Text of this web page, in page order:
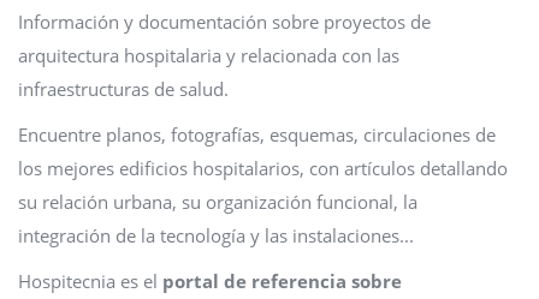
Información y documentación sobre proyectos de
arquitectura hospitalaria y relacionada con las
infraestructuras de salud.
Encuentre planos, fotografías, esquemas, circulaciones de
los mejores edificios hospitalarios, con artículos detallando
su relación urbana, su organización funcional, la
integración de la tecnología y las instalaciones...
Hospitecnia es el portal de referencia sobre